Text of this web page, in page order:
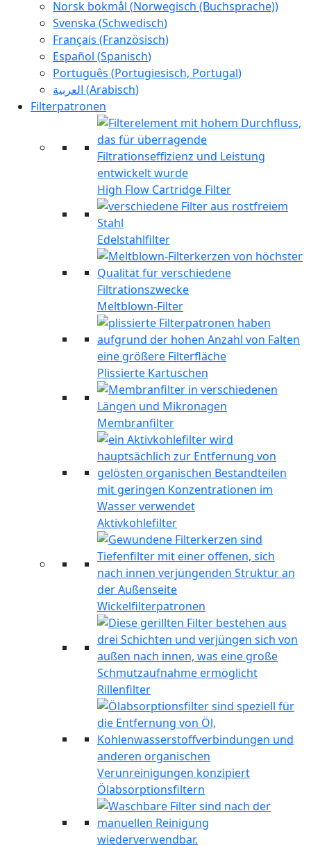
Norsk bokmål (Norwegisch (Buchsprache))
Svenska (Schwedisch)
Français (Französisch)
Español (Spanisch)
Português (Portugiesisch, Portugal)
العربية (Arabisch)
Filterpatronen
High Flow Cartridge Filter
Edelstahlfilter
Meltblown-Filter
Plissierte Kartuschen
Membranfilter
Aktivkohlefilter
Wickelfilterpatronen
Rillenfilter
Ölabsorptionsfiltern